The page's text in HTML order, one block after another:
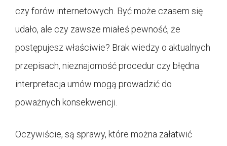
czy forów internetowych. Być może czasem się
udało, ale czy zawsze miałeś pewność, że
postępujesz właściwie? Brak wiedzy o aktualnych
przepisach, nieznajomość procedur czy błędna
interpretacja umów mogą prowadzić do
poważnych konsekwencji.
Oczywiście, są sprawy, które można załatwić